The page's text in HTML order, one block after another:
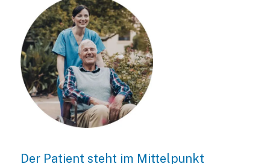
Der Patient steht im Mittelpunkt